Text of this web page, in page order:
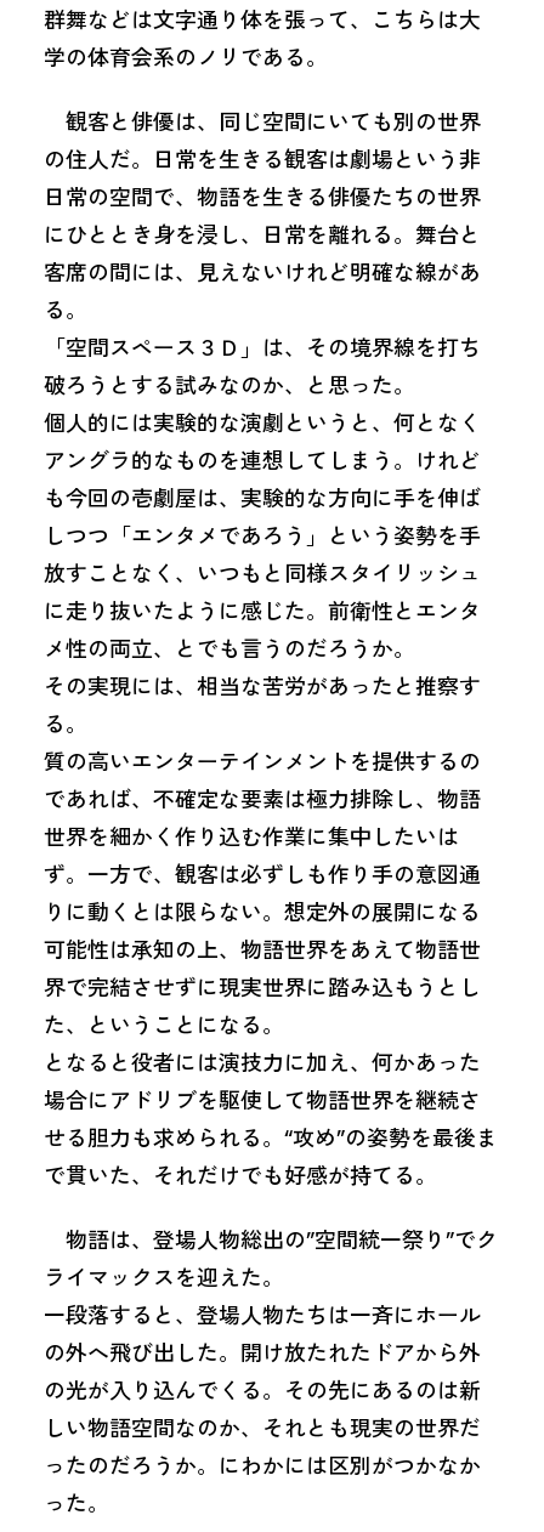
群舞などは文字通り体を張って、こちらは大
学の体育会系のノリである。
観客と俳優は、同じ空間にいても別の世界
の住人だ。日常を生きる観客は劇場という非
日常の空間で、物語を生きる俳優たちの世界
にひととき身を浸し、日常を離れる。舞台と
客席の間には、見えないけれど明確な線があ
る。
「空間スペース３Ｄ」は、その境界線を打ち
破ろうとする試みなのか、と思った。
個人的には実験的な演劇というと、何となく
アングラ的なものを連想してしまう。けれど
も今回の壱劇屋は、実験的な方向に手を伸ば
しつつ「エンタメであろう」という姿勢を手
放すことなく、いつもと同様スタイリッシュ
に走り抜いたように感じた。前衛性とエンタ
メ性の両立、とでも言うのだろうか。
その実現には、相当な苦労があったと推察す
る。
質の高いエンターテインメントを提供するの
であれば、不確定な要素は極力排除し、物語
世界を細かく作り込む作業に集中したいは
ず。一方で、観客は必ずしも作り手の意図通
りに動くとは限らない。想定外の展開になる
可能性は承知の上、物語世界をあえて物語世
界で完結させずに現実世界に踏み込もうとし
た、ということになる。
となると役者には演技力に加え、何かあった
場合にアドリブを駆使して物語世界を継続さ
せる胆力も求められる。“攻め”の姿勢を最後ま
で貫いた、それだけでも好感が持てる。
物語は、登場人物総出の”空間統一祭り”でク
ライマックスを迎えた。
一段落すると、登場人物たちは一斉にホール
の外へ飛び出した。開け放たれたドアから外
の光が入り込んでくる。その先にあるのは新
しい物語空間なのか、それとも現実の世界だ
ったのだろうか。にわかには区別がつかなか
った。